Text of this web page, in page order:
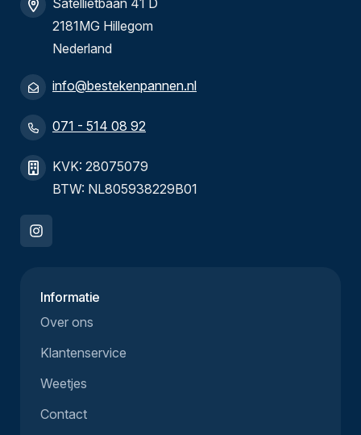
Satellietbaan 41 D
2181MG Hillegom
Nederland
info@bestekenpannen.nl
071 - 514 08 92
KVK: 28075079
BTW: NL805938229B01
Informatie
Over ons
Klantenservice
Weetjes
Contact